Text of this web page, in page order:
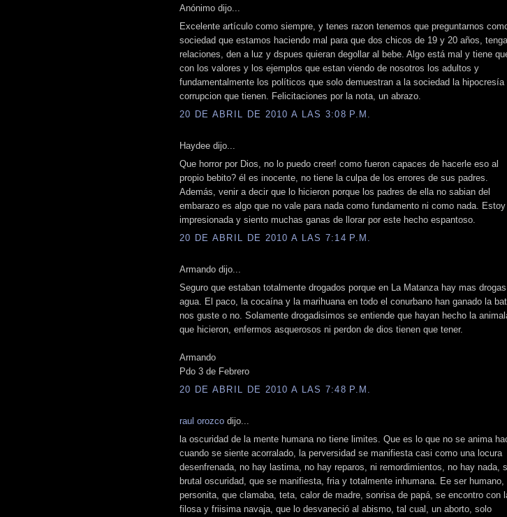
Anónimo dijo...
Excelente artículo como siempre, y tenes razon tenemos que preguntarnos
sociedad que estamos haciendo mal para que dos chicos de 19 y 20 años,
relaciones, den a luz y dspues quieran degollar al bebe. Algo está mal y tiene
con los valores y los ejemplos que estan viendo de nosotros los adultos y
fundamentalmente los políticos que solo demuestran a la sociedad la hipocresía
corrupcion que tienen. Felicitaciones por la nota, un abrazo.
20 DE ABRIL DE 2010 A LAS 3:08 P.M.
Haydee dijo...
Que horror por Dios, no lo puedo creer! como fueron capaces de hacerle eso al
propio bebito? él es inocente, no tiene la culpa de los errores de sus padres.
Además, venir a decir que lo hicieron porque los padres de ella no sabian del
embarazo es algo que no vale para nada como fundamento ni como nada. Estoy
impresionada y siento muchas ganas de llorar por este hecho espantoso.
20 DE ABRIL DE 2010 A LAS 7:14 P.M.
Armando dijo...
Seguro que estaban totalmente drogados porque en La Matanza hay mas
agua. El paco, la cocaína y la marihuana en todo el conurbano han ganado la
nos guste o no. Solamente drogadisimos se entiende que hayan hecho la
que hicieron, enfermos asquerosos ni perdon de dios tienen que tener.
Armando
Pdo 3 de Febrero
20 DE ABRIL DE 2010 A LAS 7:48 P.M.
raul orozco dijo...
la oscuridad de la mente humana no tiene limites. Que es lo que no se anima
cuando se siente acorralado, la perversidad se manifiesta casi como una locura
desenfrenada, no hay lastima, no hay reparos, ni remordimientos, no hay nada,
brutal oscuridad, que se manifiesta, fria y totalmente inhumana. Ee ser humano,
personita, que clamaba, teta, calor de madre, sonrisa de papá, se encontro con
filosa y friisima navaja, que lo desvaneció al abismo, tal cual, un aborto, solo